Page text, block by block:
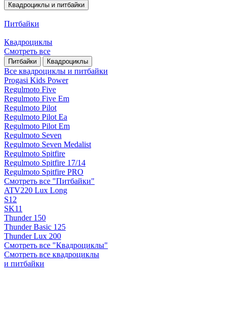
Квадроциклы и питбайки
Питбайки
Квадроциклы
Смотреть все
Питбайки Квадроциклы
Все квадроциклы и питбайки
Progasi Kids Power
Regulmoto Five
Regulmoto Five Em
Regulmoto Pilot
Regulmoto Pilot Ea
Regulmoto Pilot Em
Regulmoto Seven
Regulmoto Seven Medalist
Regulmoto Spitfire
Regulmoto Spitfire 17/14
Regulmoto Spitfire PRO
Смотреть все "Питбайки"
ATV220 Lux Long
S12
SK11
Thunder 150
Thunder Basic 125
Thunder Lux 200
Смотреть все "Квадроциклы"
Смотреть все квадроциклы
и питбайки